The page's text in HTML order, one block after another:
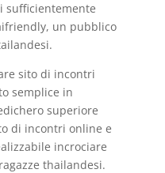
sufficientemente
un pubblico
sito di incontri
semplice in
superiore
di incontri online e
incrociare
thailandesi.